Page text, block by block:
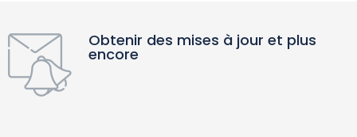
Obtenir des mises à jour et plus
encore